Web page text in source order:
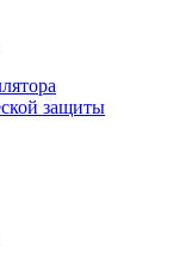
защиты